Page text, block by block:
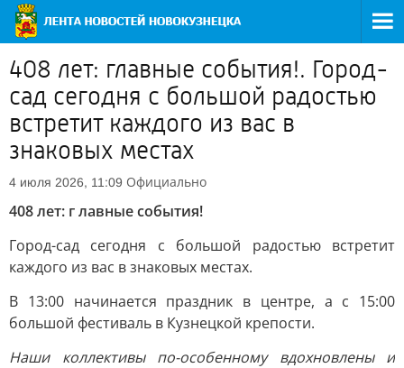
408 лет: главные события!. Город-
сад сегодня с большой радостью
встретит каждого из вас в
знаковых местах
4 июля 2026, 11:09 Официально
408 лет: г лавные события!
Город-сад сегодня с большой радостью встретит
каждого из вас в знаковых местах.
В 13:00 начинается праздник в центре, а с 15:00
большой фестиваль в Кузнецкой крепости.
Наши коллективы по-особенному вдохновлены и